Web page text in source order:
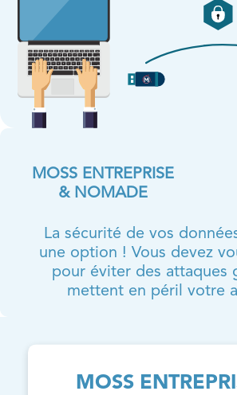
MOSS ENTREPRISE
& NOMADE
La sécurité de vos
une option ! Vous devez
pour éviter des attaques
mettent en péril votre
MOSS